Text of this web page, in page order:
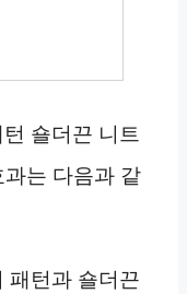
숄더끈 니트
는 다음과 같
패턴과 숄더끈